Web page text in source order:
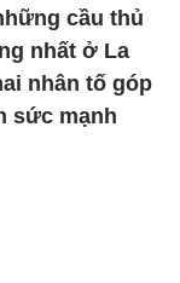
cầu thủ
nhất ở La
nhân tố góp
sức mạnh